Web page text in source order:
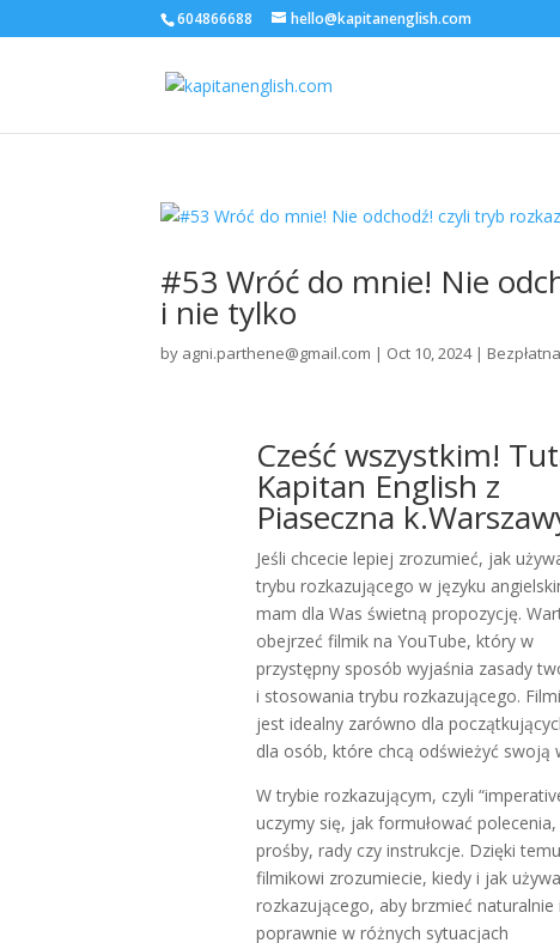
604866688 hello@kapitanenglish.com
#53 Wróć do mnie! Nie
i nie tylko
by agni.parthene@gmail.com | Oct 10, 2024|
Cześć wszystkim!
Kapitan English z
Piaseczna
Jeśli chcecie lepiej zrozumieć, jak
trybu rozkazującego w języku
mam dla Was świetną propozycję.
obejrzeć filmik na YouTube, który w
przystępny sposób wyjaśnia zasady
i stosowania trybu rozkazującego.
jest idealny zarówno dla
dla osób, które chcą odświeżyć swoją
W trybie rozkazującym, czyli
uczymy się, jak formułować polecenia,
prośby, rady czy instrukcje. Dzięki temu
filmikowi zrozumiecie, kiedy i jak
rozkazującego, aby brzmieć naturalnie i
poprawnie w różnych sytuacjach